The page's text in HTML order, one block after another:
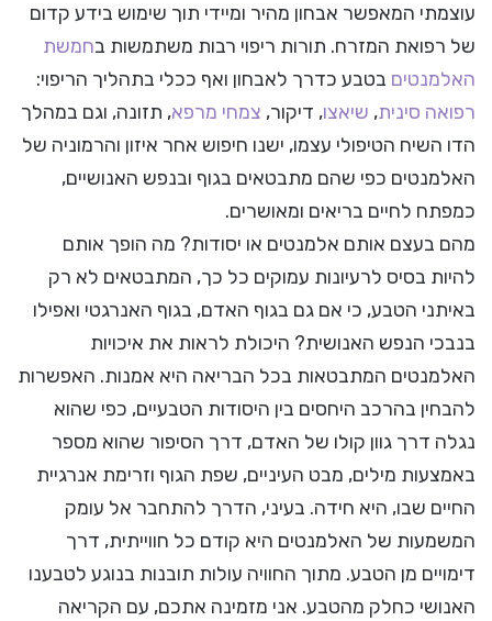
עוצמתי המאפשר אבחון מהיר ומיידי תוך שימוש בידע קדום
של רפואת המזרח. תורות ריפוי רבות משתמשות בחמשת
האלמנטים בטבע כדרך לאבחון ואף ככלי בתהליך הריפוי:
רפואה סינית, שיאצו, דיקור, צמחי מרפא, תזונה, וגם במהלך
הדו השיח הטיפולי עצמו, ישנו חיפוש אחר איזון והרמוניה של
האלמנטים כפי שהם מתבטאים בגוף ובנפש האנושיים,
כמפתח לחיים בריאים ומאושרים.
מהם בעצם אותם אלמנטים או יסודות? מה הופך אותם
להיות בסיס לרעיונות עמוקים כל כך, המתבטאים לא רק
באיתני הטבע, כי אם גם בגוף האדם, בגוף האנרגטי ואפילו
בנבכי הנפש האנושית? היכולת לראות את איכויות
האלמנטים המתבטאות בכל הבריאה היא אמנות. האפשרות
להבחין בהרכב היחסים בין היסודות הטבעיים, כפי שהוא
נגלה דרך גוון קולו של האדם, דרך הסיפור שהוא מספר
באמצעות מילים, מבט העיניים, שפת הגוף וזרימת אנרגיית
החיים שבו, היא חידה. בעיני, הדרך להתחבר אל עומק
המשמעות של האלמנטים היא קודם כל חווייתית, דרך
דימויים מן הטבע. מתוך החוויה עולות תובנות בנוגע לטבענו
האנושי כחלק מהטבע. אני מזמינה אתכם, עם הקריאה